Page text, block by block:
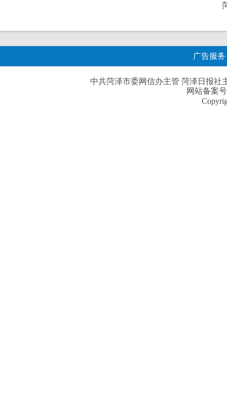
广告服务
中共菏泽市委网信办主管 菏泽日报社
网站备案